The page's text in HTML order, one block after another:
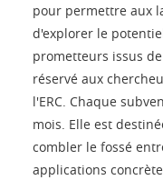
pour permettre aux
d'explorer le
prometteurs issus
réservé aux
l'ERC. Chaque
mois. Elle est
combler le fossé
applications